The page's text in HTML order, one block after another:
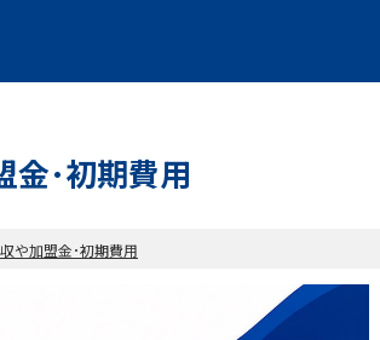
金･初期費用
や加盟金･初期費用